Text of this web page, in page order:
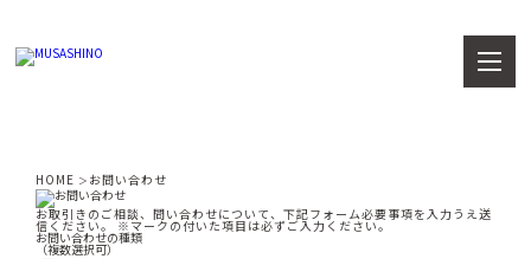
HOME ＞ お問い合わせ
お取引きのご相談、問い合わせについて、下記フォーム必要事項を入力うえ送
信ください。※マークの付いた項目は必ずご入力ください。
お問い合わせの種類
（複数選択可）